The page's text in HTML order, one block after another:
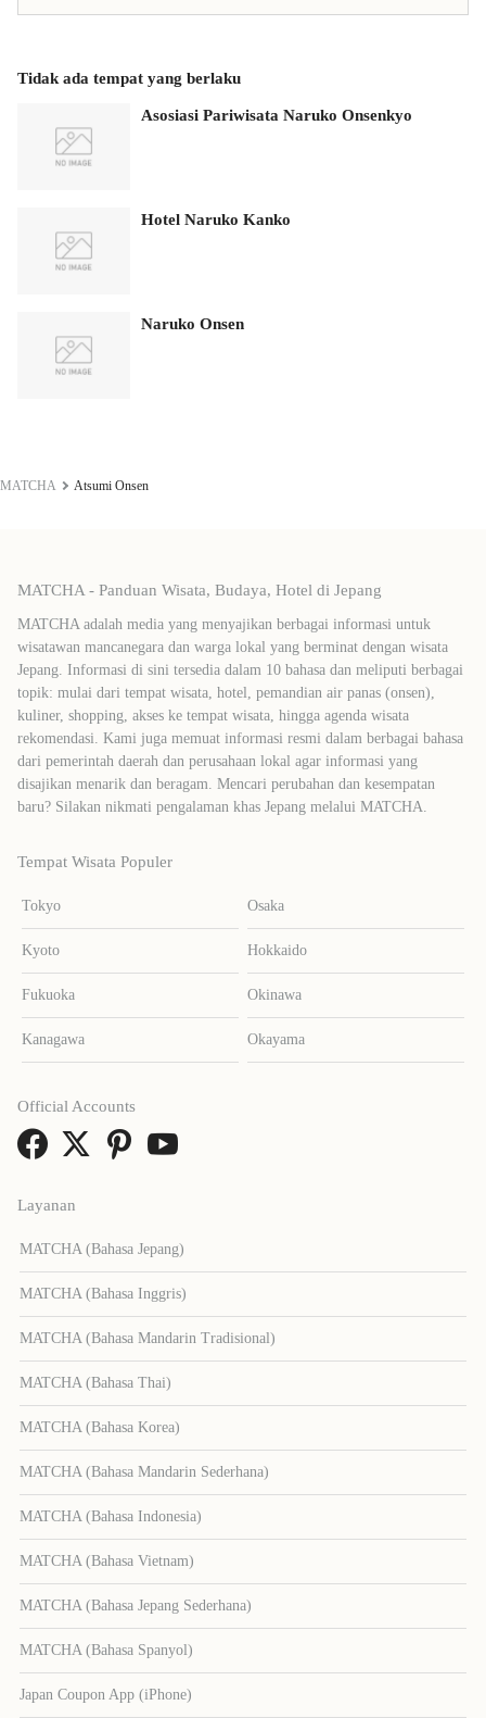
Tidak ada tempat yang berlaku
Asosiasi Pariwisata Naruko Onsenkyo
Hotel Naruko Kanko
Naruko Onsen
MATCHA Atsumi Onsen
MATCHA - Panduan Wisata, Budaya, Hotel di Jepang
MATCHA adalah media yang menyajikan berbagai informasi untuk
wisatawan mancanegara dan warga lokal yang berminat dengan wisata
Jepang. Informasi di sini tersedia dalam 10 bahasa dan meliputi berbagai
topik: mulai dari tempat wisata, hotel, pemandian air panas (onsen),
kuliner, shopping, akses ke tempat wisata, hingga agenda wisata
rekomendasi. Kami juga memuat informasi resmi dalam berbagai bahasa
dari pemerintah daerah dan perusahaan lokal agar informasi yang
disajikan menarik dan beragam. Mencari perubahan dan kesempatan
baru? Silakan nikmati pengalaman khas Jepang melalui MATCHA.
Tempat Wisata Populer
Tokyo Osaka
Kyoto Hokkaido
Fukuoka Okinawa
Kanagawa Okayama
Layanan
MATCHA (Bahasa Jepang)
MATCHA (Bahasa Inggris)
MATCHA (Bahasa Mandarin Tradisional)
MATCHA (Bahasa Thai)
MATCHA (Bahasa Korea)
MATCHA (Bahasa Mandarin Sederhana)
MATCHA (Bahasa Indonesia)
MATCHA (Bahasa Vietnam)
MATCHA (Bahasa Jepang Sederhana)
MATCHA (Bahasa Spanyol)
Japan Coupon App (iPhone)
Official Accounts